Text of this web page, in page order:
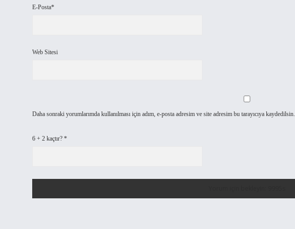
E-Posta*
Web Sitesi
Daha sonraki yorumlarımda kullanılması için adım, e-posta adresim ve site adresim bu tarayıcıya kaydedilsin.
6 + 2 kaçtır? *